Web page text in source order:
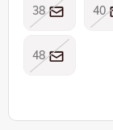
38 40
48